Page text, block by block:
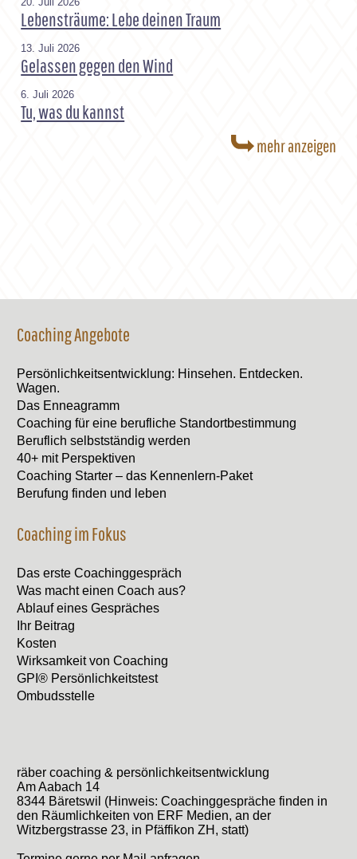
Lebensträume: Lebe deinen Traum
13. Juli 2026
Gelassen gegen den Wind
6. Juli 2026
Tu, was du kannst
mehr anzeigen
Coaching Angebote
Persönlichkeitsentwicklung: Hinsehen. Entdecken.
Wagen.
Das Enneagramm
Coaching für eine berufliche Standortbestimmung
Beruflich selbstständig werden
40+ mit Perspektiven
Coaching Starter – das Kennenlern-Paket
Berufung finden und leben
Coaching im Fokus
Das erste Coachinggespräch
Was macht einen Coach aus?
Ablauf eines Gespräches
Ihr Beitrag
Kosten
Wirksamkeit von Coaching
GPI® Persönlichkeitstest
Ombudsstelle
räber coaching & persönlichkeitsentwicklung
Am Aabach 14
8344 Bäretswil (Hinweis: Coachinggespräche finden in
den Räumlichkeiten von ERF Medien, an der
Witzbergstrasse 23, in Pfäffikon ZH, statt)